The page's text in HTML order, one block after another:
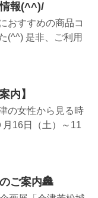
報(^^)/
おすすめの商品コ
(^^) 是非、ご利用
内】
の女性から見る時
16日（土）～11
ご案内🏯